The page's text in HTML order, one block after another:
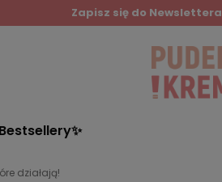
Zapisz się do Newslettera
Bestsellery✨
działają!